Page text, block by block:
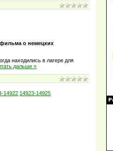
фильма о немецких
находились в лагере для
дальше »
14922 14923-14925